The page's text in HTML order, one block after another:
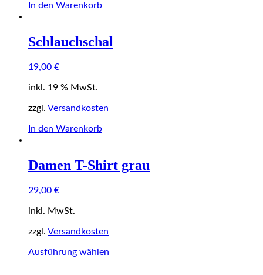
In den Warenkorb
Schlauchschal
19,00 €
inkl. 19 % MwSt.
zzgl. Versandkosten
In den Warenkorb
Damen T-Shirt grau
29,00 €
inkl. MwSt.
zzgl. Versandkosten
Ausführung wählen